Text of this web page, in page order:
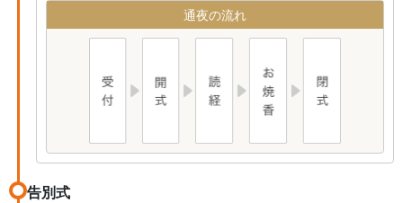
通夜の流れ
告別式